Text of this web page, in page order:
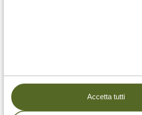
Accetta tutti
Servizio di alto livello